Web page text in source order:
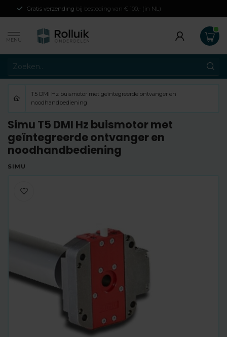
Gratis verzending bij besteding van € 100,- (in NL)
MENU
T5 DMI Hz buismotor met geïntegreerde ontvanger en
noodhandbediening
Simu T5 DMI Hz buismotor met
geïntegreerde ontvanger en
noodhandbediening
SIMU